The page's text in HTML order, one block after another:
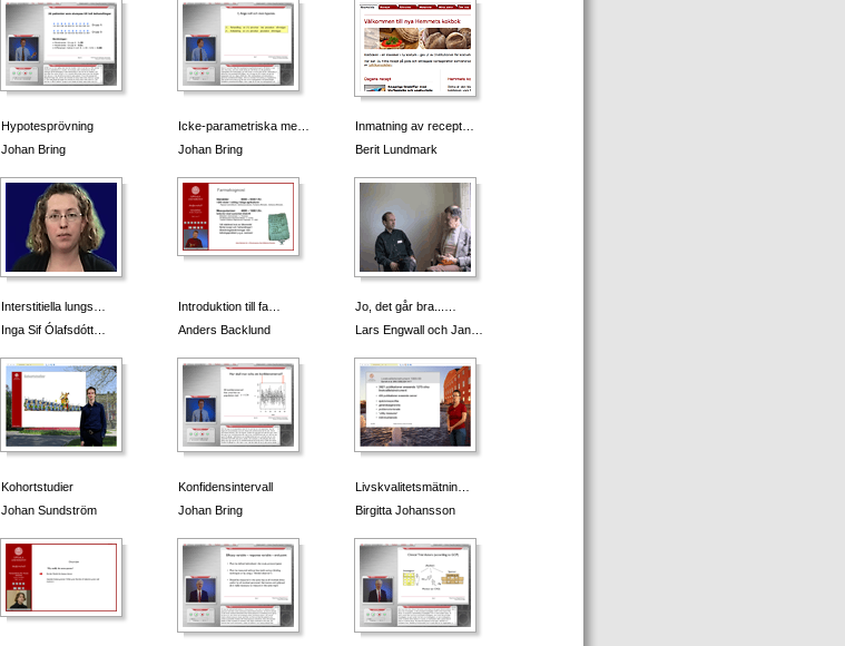
Hypotesprövning
Johan Bring
Icke-parametriska me…
Johan Bring
Inmatning av recept…
Berit Lundmark
Interstitiella lungs…
Inga Sif Ólafsdótt…
Introduktion till fa…
Anders Backlund
Jo, det går bra...…
Lars Engwall och Jan…
Kohortstudier
Johan Sundström
Konfidensintervall
Johan Bring
Livskvalitetsmätnin…
Birgitta Johansson